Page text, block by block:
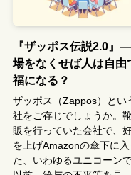
『ザッポス伝説2.0』
場をなくせば人は自由
福になる？
ザッポス（Zappos）とい
社をご存じでしょうか。
販を行っていた会社で、
を上げAmazonの傘下に入
た、いわゆるユニコーンで